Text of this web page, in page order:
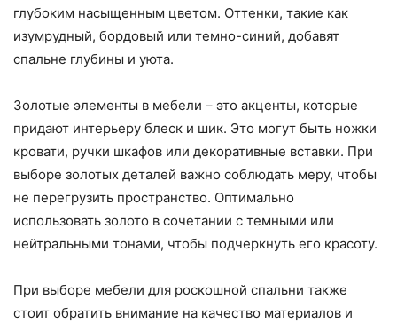
глубоким насыщенным цветом. Оттенки, такие как
изумрудный, бордовый или темно-синий, добавят
спальне глубины и уюта.
Золотые элементы в мебели – это акценты, которые
придают интерьеру блеск и шик. Это могут быть ножки
кровати, ручки шкафов или декоративные вставки. При
выборе золотых деталей важно соблюдать меру, чтобы
не перегрузить пространство. Оптимально
использовать золото в сочетании с темными или
нейтральными тонами, чтобы подчеркнуть его красоту.
При выборе мебели для роскошной спальни также
стоит обратить внимание на качество материалов и